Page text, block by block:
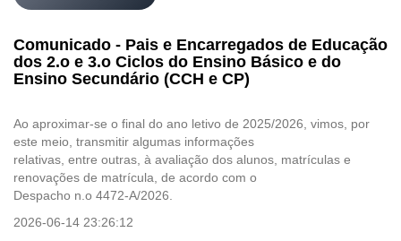
Comunicado - Pais e Encarregados de Educação
dos 2.o e 3.o Ciclos do Ensino Básico e do
Ensino Secundário (CCH e CP)
Ao aproximar-se o final do ano letivo de 2025/2026, vimos, por
este meio, transmitir algumas informações
relativas, entre outras, à avaliação dos alunos, matrículas e
renovações de matrícula, de acordo com o
Despacho n.o 4472-A/2026.
2026-06-14 23:26:12